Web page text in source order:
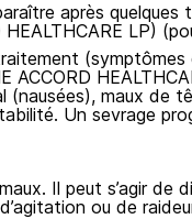
après
HEALTHCARE LP)
ACCORD
(nausées), maux de
Un sevrage
Il peut s’agir
ou de